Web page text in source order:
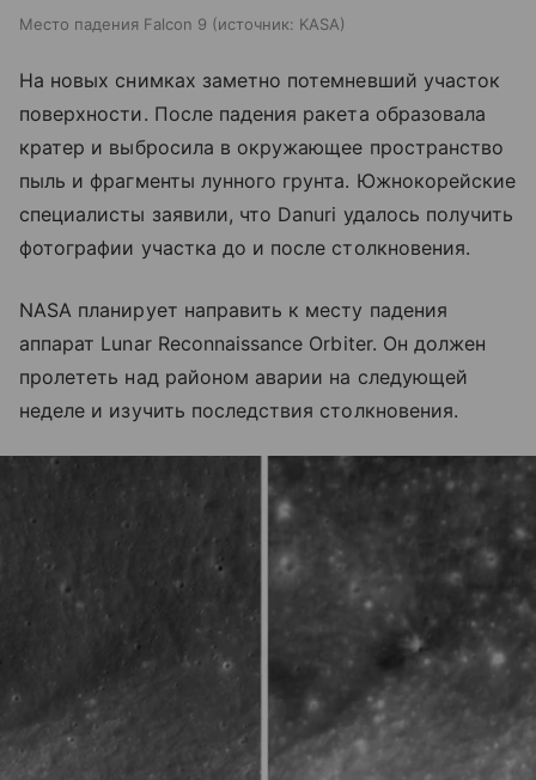
Место падения Falcon 9 источник: KASA
На новых снимках заметно потемневший участок
поверхности. После падения ракета образовала
кратер и выбросила в окружающее пространство
пыль и фрагменты лунного грунта. Южнокорейские
специалисты заявили, что Danuri удалось получить
фотографии участка до и после столкновения.
NASA планирует направить к месту падения
аппарат Lunar Reconnaissance Orbiter. Он должен
пролететь над районом аварии на следующей
неделе и изучить последствия столкновения.